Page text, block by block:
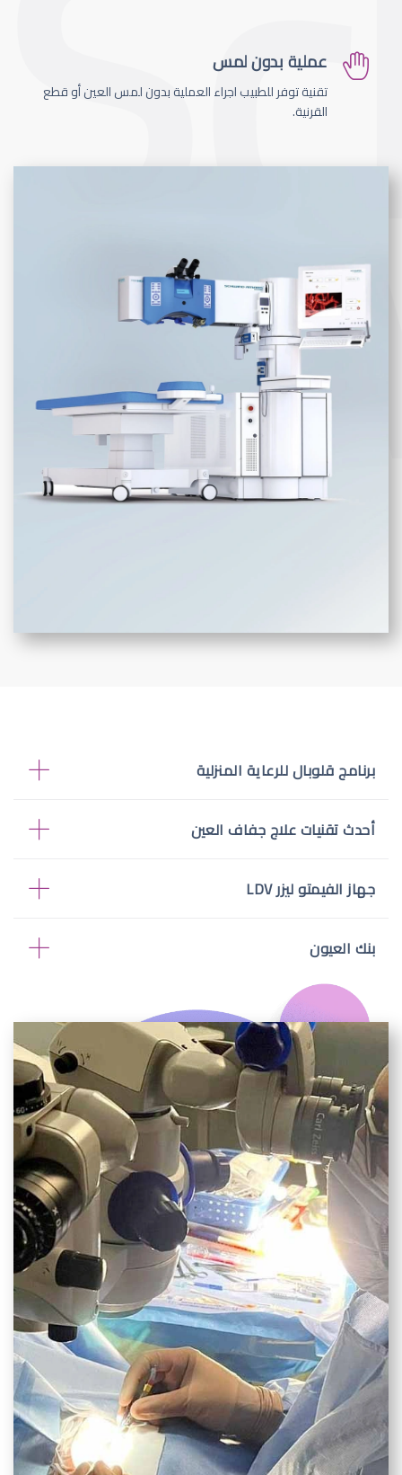
عملية بدون لمس
تقنية توفر للطبيب اجراء العملية بدون لمس العين أو قطع
القرنية.
برنامج قلوبال للرعاية المنزلية
أحدث تقنيات علاج جفاف العين
جهاز الفيمتو ليزر LDV
بنك العيون